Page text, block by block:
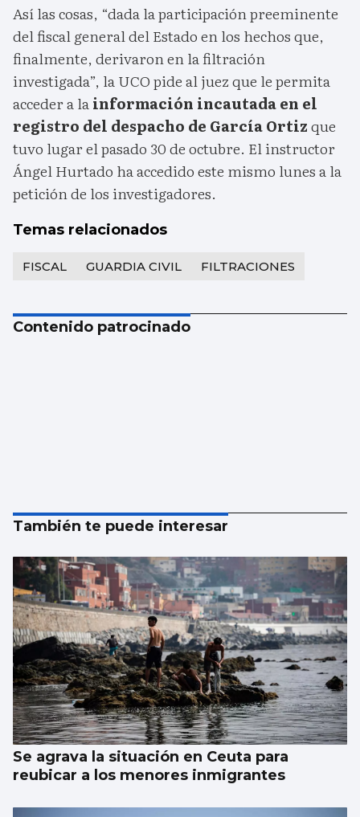
Así las cosas, “dada la participación preeminente
del fiscal general del Estado en los hechos que,
finalmente, derivaron en la filtración
investigada”, la UCO pide al juez que le permita
acceder a lainformación incautada en el
registro del despacho de García Ortizque
tuvo lugar el pasado 30 de octubre. El instructor
Ángel Hurtado ha accedido este mismo lunes a la
petición de los investigadores.
Temas relacionados
FISCAL GUARDIA CIVIL FILTRACIONES
Contenido patrocinado
También te puede interesar
Se agrava la situación en Ceuta para
reubicar a los menores inmigrantes